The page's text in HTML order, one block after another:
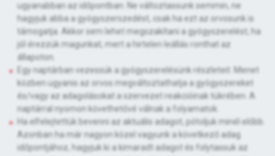
ugyanabban az időpontban. Ne változtassunk semmin, ne
hagyjuk abba a gyógyszerszedést, csak ha ezt az orvosunk is
támogatja. Akkor sem lehet megszakítani a gyógyszerelést, ha
jól érezzük magunkat, mert a hirtelen leállás ronthat az
állapoton.
Egy naptárban vezessük a gyógyszerelésünk részleteit. Menet
közben ugyanis az orvos megváltoztathatja a gyógyszereket
és/vagy az adagolásokat a szervezet reakcióinak tükrében. A
naptárral nyomon követhetővé válnak a folyamatok.
Ha elfelejtettük bevenni az aktuális adagot, pótoljuk minél előbb.
Azonban ha már nagyon közel vagyunk a következő adag
időpontjához, hagyjuk ki a kimaradt adagot és folytassuk az